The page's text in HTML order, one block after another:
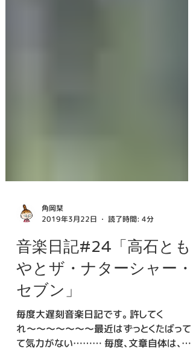
角岡栞
2019年3月22日
読了時間: 4分
音楽日記#24「高石とも
やとザ・ナターシャー・
セブン」